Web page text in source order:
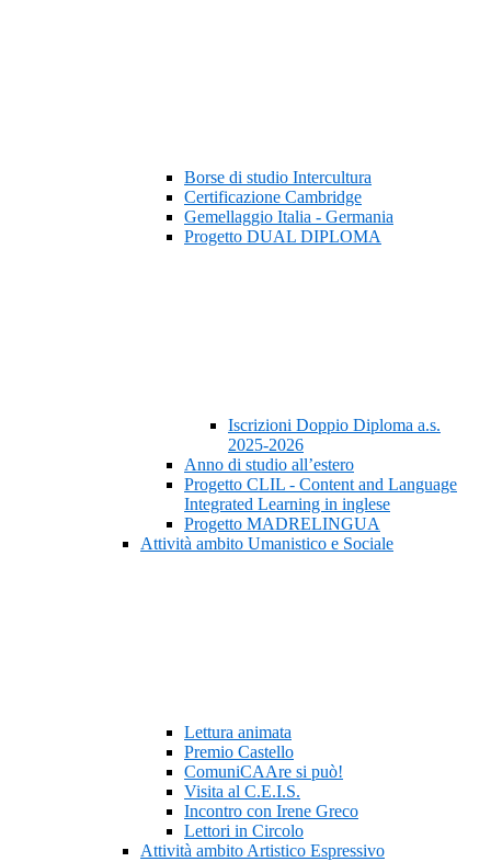
Borse di studio Intercultura
Certificazione Cambridge
Gemellaggio Italia - Germania
Progetto DUAL DIPLOMA
Iscrizioni Doppio Diploma a.s.
2025-2026
Anno di studio all’estero
Progetto CLIL - Content and Language
Integrated Learning in inglese
Progetto MADRELINGUA
Attività ambito Umanistico e Sociale
Lettura animata
Premio Castello
ComuniCAAre si può!
Visita al C.E.I.S.
Incontro con Irene Greco
Lettori in Circolo
Attività ambito Artistico Espressivo